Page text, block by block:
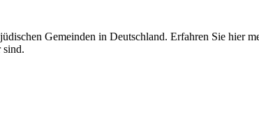
Gemeinden in Deutschland. Erfahren Sie hier
sind.